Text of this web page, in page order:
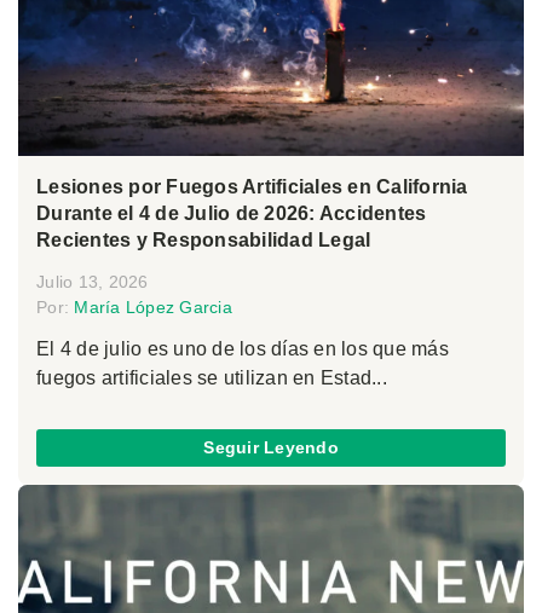
Lesiones por Fuegos Artificiales en California
Durante el 4 de Julio de 2026: Accidentes
Recientes y Responsabilidad Legal
Julio 13, 2026
Por: María López Garcia
El 4 de julio es uno de los días en los que más
fuegos artificiales se utilizan en Estad...
Seguir Leyendo